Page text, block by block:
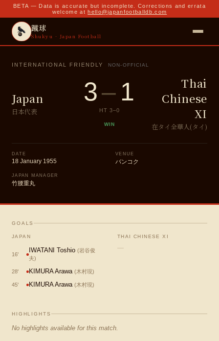
BETA — Data is accurate but incomplete. Corrections and errata
welcome at hello@japanfootballdb.com
蹴球
Shukyu · Japan Football
INTERNATIONAL FRIENDLY NON-OFFICIAL
Japan
日本代表
3– 1
HT 3–0
WIN
Thai
Chinese
XI
在タイ全華人(タイ)
DATE
18 January 1955
VENUE
バンコク
JAPAN MANAGER
竹腰重丸
GOALS
JAPAN
16'
IWATANI Toshio (岩谷俊
夫)
28' KIMURA Arawa (木村現)
45' KIMURA Arawa (木村現)
THAI CHINESE XI
—
HIGHLIGHTS
No highlights available for this match.